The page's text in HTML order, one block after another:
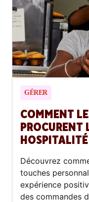
GÉRER
COMMENT
PROCURENT
Découvrez
touches
expérience
des commandes